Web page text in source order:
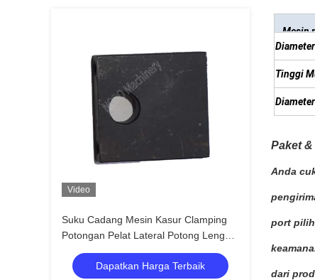
Video
Suku Cadang Mesin Kasur Clamping
Potongan Pelat Lateral Potong Lengan
Ayun
Dapatkan Harga Terbaik
Mesin
Tinggi
Paket
Anda
port
dari